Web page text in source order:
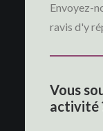
Envoyez-
ravis d'y
Vous
activité